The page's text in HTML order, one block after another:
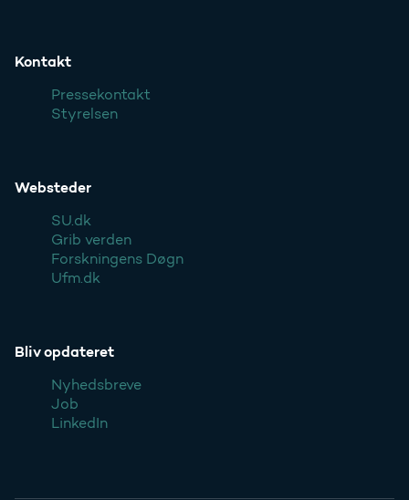
Kontakt
Pressekontakt
Styrelsen
Websteder
SU.dk
Grib verden
Forskningens Døgn
Ufm.dk
Bliv opdateret
Nyhedsbreve
Job
LinkedIn